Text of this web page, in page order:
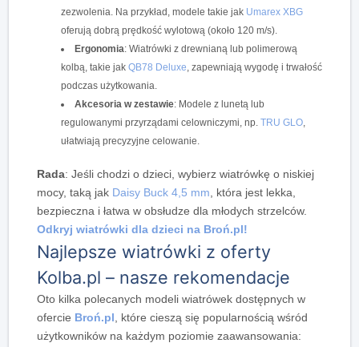
zezwolenia. Na przykład , modele takie jak Umarex XBG
oferują dobrą prędkość wylotową (około 120 m/s).
Ergonomia: Wiatrówki z drewnianą lub polimerową
kolbą, takie jak QB78 Deluxe , zapewniają wygodę i trwałość
podczas użytkowania.
Akcesoria w zestawie: Modele z lunetą lub
regulowanymi przyrządami celowniczymi, np. TRU GLO
ułatwiają precyzyjne celowanie.
Rada: Jeśli chodzi o dzieci, wybierz wiatrówkę o niskiej
mocy, taką jak Daisy Buck 4,5 mm , która jest lekka,
bezpieczna i łatwa w obsłudze dla młodych strzelców.
Odkryj wiatrówki dla dzieci na Broń.pl!
Najlepsze wiatrówki z oferty
Kolba.pl – nasze rekomendacje
Oto kilka polecanych modeli wiatrówek dostępnych w
ofercie Broń.pl , które cieszą się popularnością wśród
użytkowników na każdym poziomie zaawansowania: